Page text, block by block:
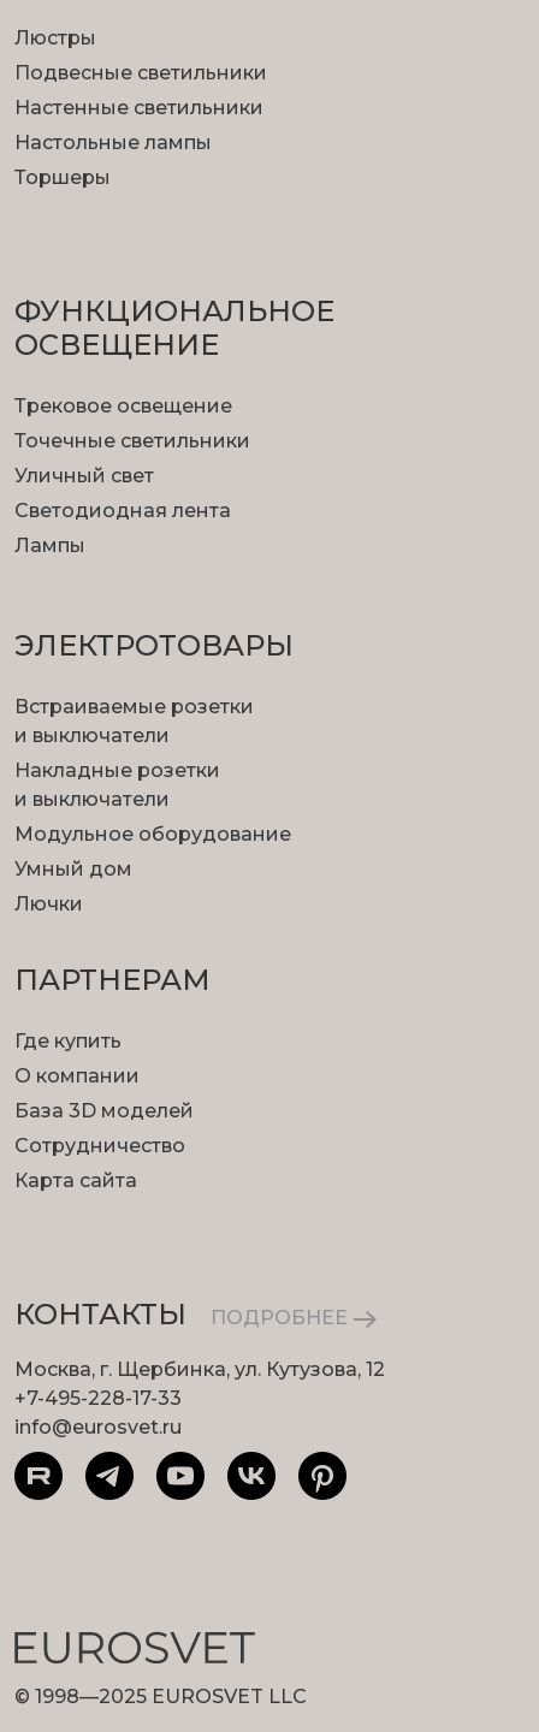
Люстры
Подвесные светильники
Настенные светильники
Настольные лампы
Торшеры
ФУНКЦИОНА­ЛЬНОЕ
ОСВЕЩЕНИЕ
Трековое освещение
Точечные светильники
Уличный свет
Светодиодная лента
Лампы
ЭЛЕКТРОТОВАРЫ
Встраиваемые розетки
и выключатели
Накладные розетки
и выключатели
Модульное оборудование
Умный дом
Лючки
ПАРТНЕРАМ
Где купить
О компании
База 3D моделей
Сотрудничество
Карта сайта
КОНТАКТЫ ПОДРОБНЕЕ
Москва, г. Щербинка, ул. Кутузова, 12
+7-495-228-17-33
info@eurosvet.ru
© 1998—2025 EUROSVET LLC